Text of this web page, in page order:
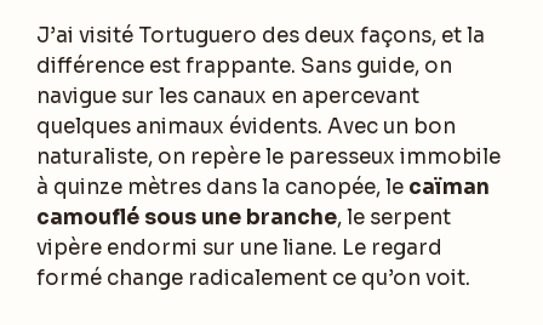
J’ai visité Tortuguero des deux façons, et la
différence est frappante. Sans guide, on
navigue sur les canaux en apercevant
quelques animaux évidents. Avec un bon
naturaliste, on repère le paresseux immobile
à quinze mètres dans la canopée, le caïman
camouflé sous une branche, le serpent
vipère endormi sur une liane. Le regard
formé change radicalement ce qu’on voit.